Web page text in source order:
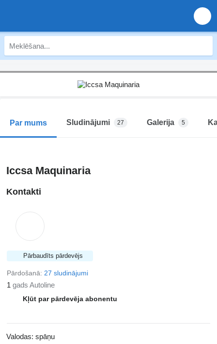
Par mums Sludinājumi 27 Galerija 5
Iccsa Maquinaria
Kontakti
Pārbaudīts pārdevējs
Pārdošanā: 27 sludinājumi
1 gads Autoline
Kļūt par pārdevēja abonentu
Valodas: spāņu